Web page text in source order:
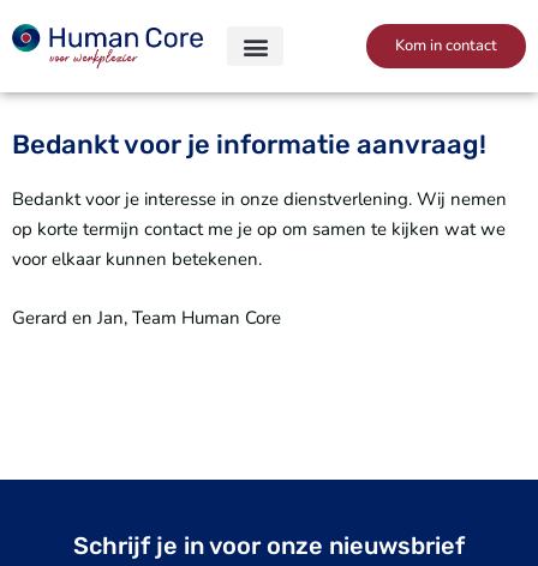
to
Kom in contact
Bedankt voor je informatie aanvraag!
Bedankt voor je interesse in onze dienstverlening. Wij nemen
op korte termijn contact me je op om samen te kijken wat we
voor elkaar kunnen betekenen.
Gerard en Jan, Team Human Core
Schrijf je in voor onze nieuwsbrief